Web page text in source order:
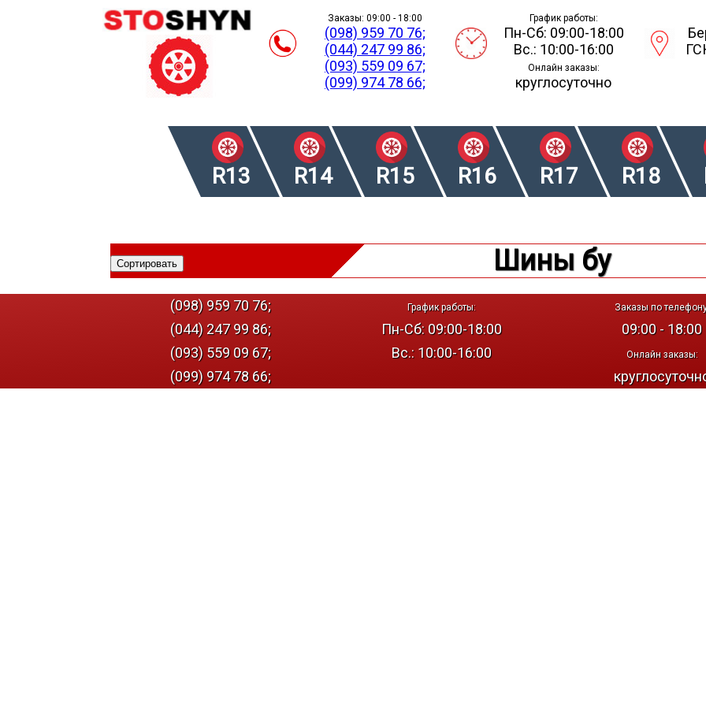
Заказы: 09:00 - 18:00
(098) 959 70 76;
(044) 247 99 86;
(093) 559 09 67;
(099) 974 78 66;
График работы:
Пн-Сб: 09:00-18:00
Вс.: 10:00-16:00
Онлайн заказы:
круглосуточно
R13 R14 R15 R16 R17 R18
Шины бу
(098) 959 70 76;
(044) 247 99 86;
(093) 559 09 67;
(099) 974 78 66;
График работы:
Пн-Сб: 09:00-18:00
Вс.: 10:00-16:00
Заказы по
09:00 - 18:00
Онлайн заказы: